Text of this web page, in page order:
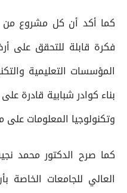
كما أكد أن كل مشروع من
فكرة قابلة للتحقق على
المؤسسات التعليمية
بناء كوادر شبابية قادرة
وتكنولوجيا المعلومات
كما صرح الدكتور محمد
العالي للجامعات الخاصة